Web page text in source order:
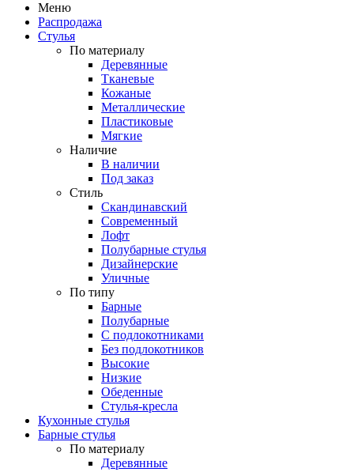
Меню
Распродажа
Стулья
По материалу
Деревянные
Тканевые
Кожаные
Металлические
Пластиковые
Мягкие
Наличие
В наличии
Под заказ
Стиль
Скандинавский
Современный
Лофт
Полубарные стулья
Дизайнерские
Уличные
По типу
Барные
Полубарные
С подлокотниками
Без подлокотников
Высокие
Низкие
Обеденные
Стулья-кресла
Кухонные стулья
Барные стулья
По материалу
Деревянные